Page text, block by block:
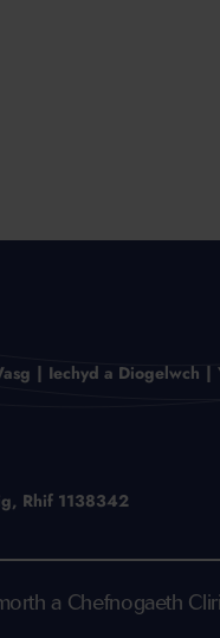
a Chefnogaeth
Iechyd a Diogelwch
Rhif 1138342